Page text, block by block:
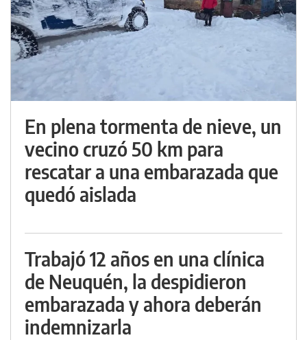
En plena tormenta de nieve, un
vecino cruzó 50 km para
rescatar a una embarazada que
quedó aislada
Trabajó 12 años en una clínica
de Neuquén, la despidieron
embarazada y ahora deberán
indemnizarla